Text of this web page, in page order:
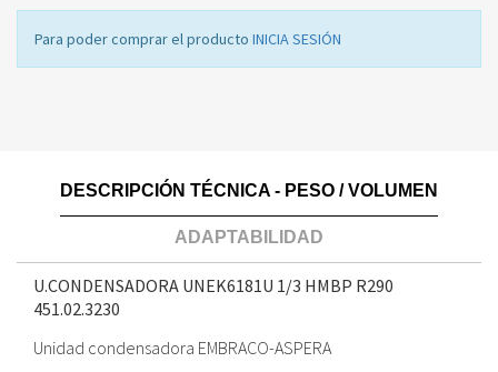
Para poder comprar el producto INICIA SESIÓN
DESCRIPCIÓN TÉCNICA - PESO / VOLUMEN
ADAPTABILIDAD
U.CONDENSADORA UNEK6181U 1/3 HMBP R290
451.02.3230
Unidad condensadora EMBRACO-ASPERA